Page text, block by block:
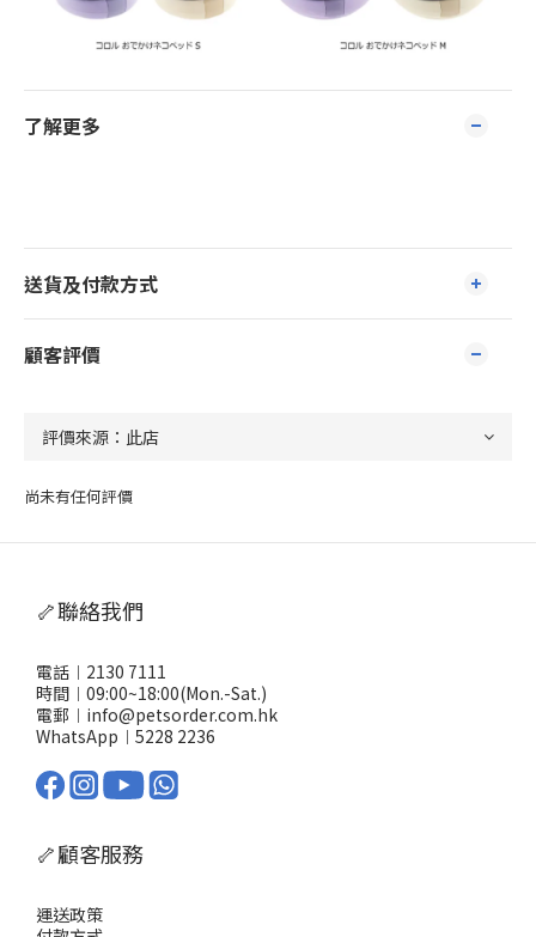
了解更多
送貨及付款方式
顧客評價
尚未有任何評價
🦴聯絡我們
電話︱2130 7111
時間︱09:00~18:00(Mon.-Sat.)
電郵︱info@petsorder.com.hk
WhatsApp︱ 5228 2236
🦴顧客服務
運送政策